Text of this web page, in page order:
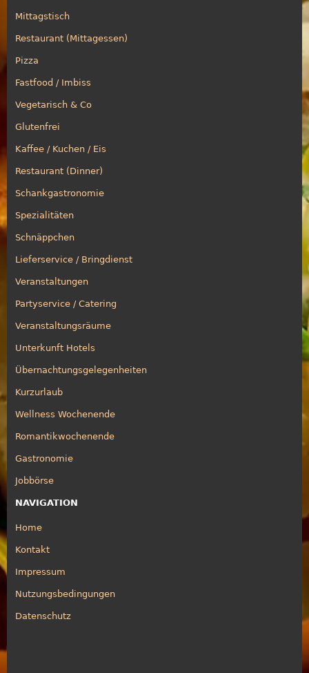
Mittagstisch
Restaurant (Mittagessen)
Pizza
Fastfood / Imbiss
Vegetarisch & Co
Glutenfrei
Kaffee / Kuchen / Eis
Restaurant (Dinner)
Schankgastronomie
Spezialitäten
Schnäppchen
Lieferservice / Bringdienst
Veranstaltungen
Partyservice / Catering
Veranstaltungsräume
Unterkunft Hotels
Übernachtungsgelegenheiten
Kurzurlaub
Wellness Wochenende
Romantikwochenende
Gastronomie
Jobbörse
NAVIGATION
Home
Kontakt
Impressum
Nutzungsbedingungen
Datenschutz